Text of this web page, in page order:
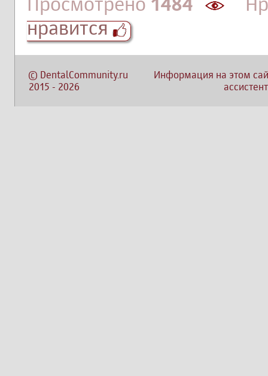
нравится
© DentalCommunity.ru
2015 - 2026
Информация на этом